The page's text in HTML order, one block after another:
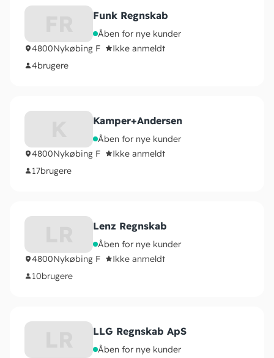
Funk Regnskab
Åben for nye kunder
4800Nykøbing F
Ikke anmeldt
4brugere
Kamper+Andersen
Åben for nye kunder
4800Nykøbing F
Ikke anmeldt
17brugere
Lenz Regnskab
Åben for nye kunder
4800Nykøbing F
Ikke anmeldt
10brugere
LLG Regnskab ApS
Åben for nye kunder